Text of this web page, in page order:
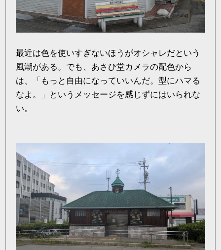
最近は色を使いすぎないほうがオシャレだという
風潮がある。でも、あさひ堂カメラの配色から
は、「もっと自由になっていいんだ。型にハマる
なよ。」というメッセージを感じずにはいられな
い。